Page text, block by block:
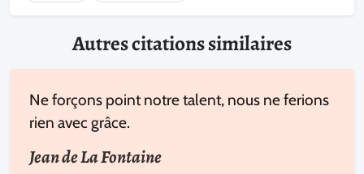
Autres citations similaires
Ne forçons point notre talent, nous ne ferions
rien avec grâce.
Jean de La Fontaine